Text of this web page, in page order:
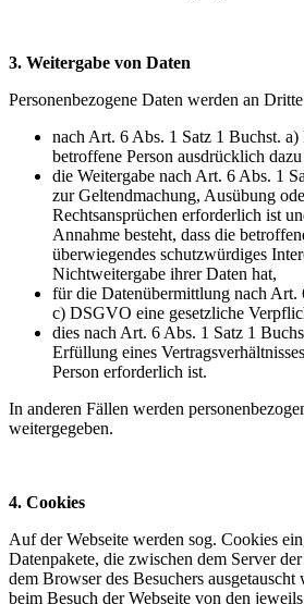
3. Weitergabe von Daten
Personenbezogene Daten werden an
nach Art. 6 Abs. 1 Satz 1 Buchst.
betroffene Person ausdrücklich
die Weitergabe nach Art. 6 Abs. 1
zur Geltendmachung, Ausübung
Rechtsansprüchen erforderlich ist
Annahme besteht, dass die
überwiegendes schutzwürdiges
Nichtweitergabe ihrer Daten hat,
für die Datenübermittlung nach Art.
c) DSGVO eine gesetzliche
dies nach Art. 6 Abs. 1 Satz 1
Erfüllung eines
Person erforderlich ist.
In anderen Fällen werden
weitergegeben.
4. Cookies
Auf der Webseite werden sog. Cookies
Datenpakete, die zwischen dem Server
dem Browser des Besuchers
beim Besuch der Webseite von den